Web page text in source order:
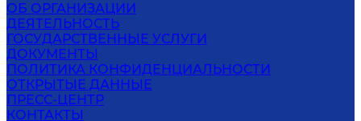
ОБ ОРГАНИЗАЦИИ
ДЕЯТЕЛЬНОСТЬ
ГОСУДАРСТВЕННЫЕ УСЛУГИ
ДОКУМЕНТЫ
ПОЛИТИКА КОНФИДЕНЦИАЛЬНОСТИ
ОТКРЫТЫЕ ДАННЫЕ
ПРЕСС-ЦЕНТР
КОНТАКТЫ